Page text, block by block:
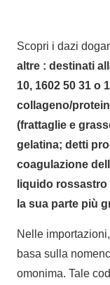
Scopri i dazi
altre : destinati
10, 1602 50 31 o
collageno/
(frattaglie e
gelatina; detti
coagulazione
liquido
la sua parte più
Nelle
basa sulla
omonima. Tale